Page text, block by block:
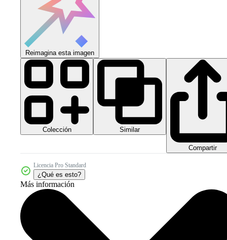
Reimagina esta imagen
Colección Similar
Compartir
Licencia Pro Standard
¿Qué es esto?
Más información